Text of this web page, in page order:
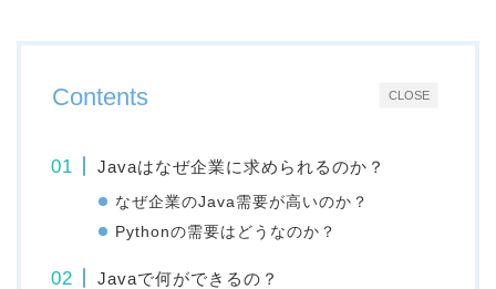
CLOSE
Contents
Javaはなぜ企業に求められるのか？
なぜ企業のJava需要が高いのか？
Pythonの需要はどうなのか？
Javaで何ができるの？